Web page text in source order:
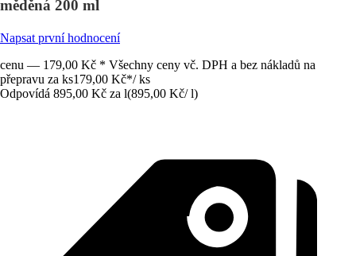
měděná 200 ml
Napsat první hodnocení
cenu — 179,00 Kč * Všechny ceny vč. DPH a bez nákladů na
přepravu za ks179,00 Kč*/ ks
Odpovídá 895,00 Kč za l(895,00 Kč/ l)